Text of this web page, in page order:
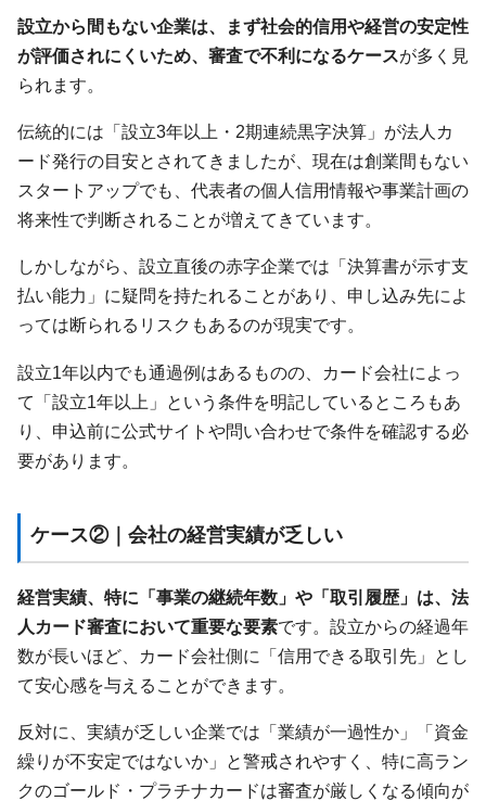
設立から間もない企業は、まず社会的信用や経営の安定性
が評価されにくいため、審査で不利になるケースが多く見
られます。
伝統的には「設立3年以上・2期連続黒字決算」が法人カ
ード発行の目安とされてきましたが、現在は創業間もない
スタートアップでも、代表者の個人信用情報や事業計画の
将来性で判断されることが増えてきています。
しかしながら、設立直後の赤字企業では「決算書が示す支
払い能力」に疑問を持たれることがあり、申し込み先によ
っては断られるリスクもあるのが現実です。
設立1年以内でも通過例はあるものの、カード会社によっ
て「設立1年以上」という条件を明記しているところもあ
り、申込前に公式サイトや問い合わせで条件を確認する必
要があります。
ケース②｜会社の経営実績が乏しい
経営実績、特に「事業の継続年数」や「取引履歴」は、法
人カード審査において重要な要素です。設立からの経過年
数が長いほど、カード会社側に「信用できる取引先」とし
て安心感を与えることができます。
反対に、実績が乏しい企業では「業績が一過性か」「資金
繰りが不安定ではないか」と警戒されやすく、特に高ラン
クのゴールド・プラチナカードは審査が厳しくなる傾向が